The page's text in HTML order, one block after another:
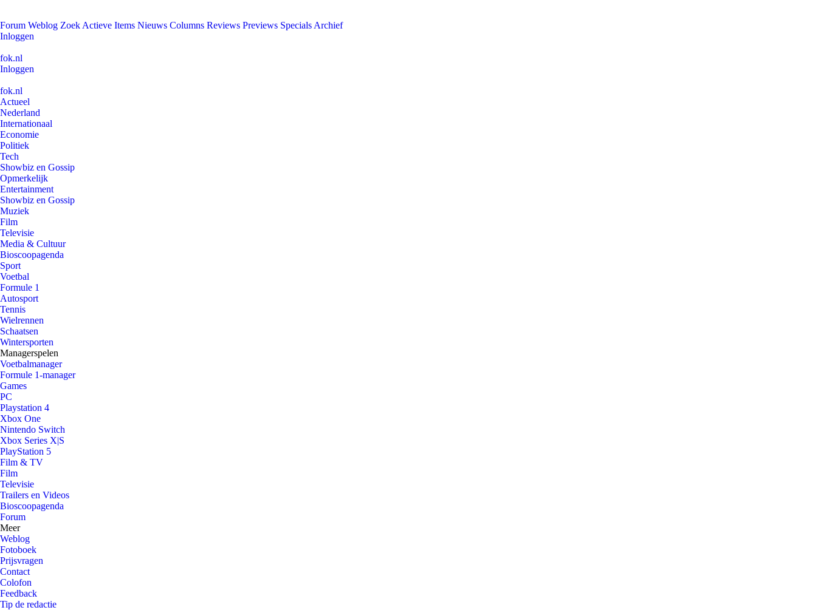
Forum Weblog Zoek Actieve Items Nieuws Columns Reviews Previews Specials Archief
Inloggen
fok.nl
Inloggen
fok.nl
Actueel
Nederland
Internationaal
Economie
Politiek
Tech
Showbiz en Gossip
Opmerkelijk
Entertainment
Showbiz en Gossip
Muziek
Film
Televisie
Media & Cultuur
Bioscoopagenda
Sport
Voetbal
Formule 1
Autosport
Tennis
Wielrennen
Schaatsen
Wintersporten
Managerspelen
Voetbalmanager
Formule 1-manager
Games
PC
Playstation 4
Xbox One
Nintendo Switch
Xbox Series X|S
PlayStation 5
Film & TV
Film
Televisie
Trailers en Videos
Bioscoopagenda
Forum
Meer
Weblog
Fotoboek
Prijsvragen
Contact
Colofon
Feedback
Tip de redactie